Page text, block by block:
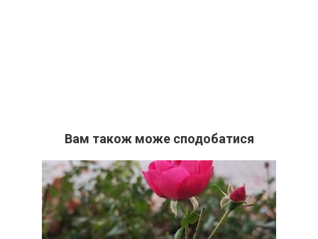
Вам також може сподобатися